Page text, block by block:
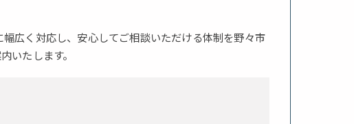
広く対応し、安心してご相談いただける体制を野々市
いたします。